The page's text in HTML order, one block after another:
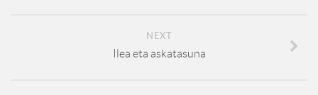
NEXT
Ilea eta askatasuna